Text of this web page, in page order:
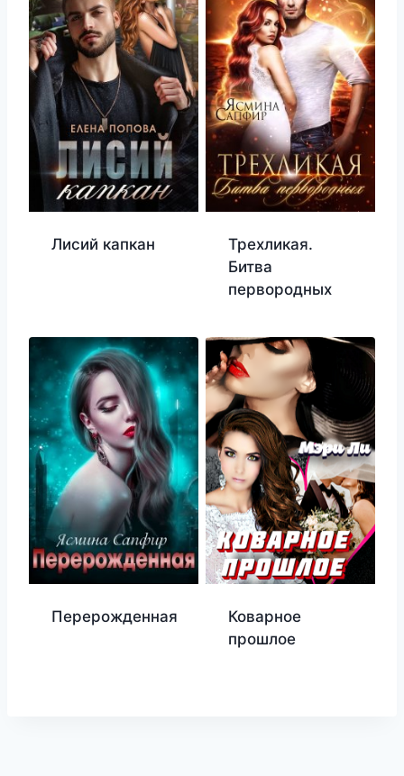
Лисий капкан
Трехликая.
Битва
первородных
Перерожденная
Коварное
прошлое